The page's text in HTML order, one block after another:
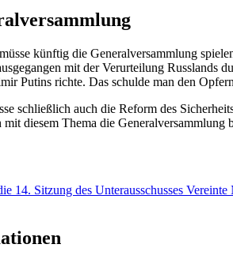
künftig die Generalversammlung
mit der Verurteilung Russlands
Putins richte. Das schulde man den
schließlich auch die Reform des
mit diesem Thema die
14. Sitzung des Unterausschusses